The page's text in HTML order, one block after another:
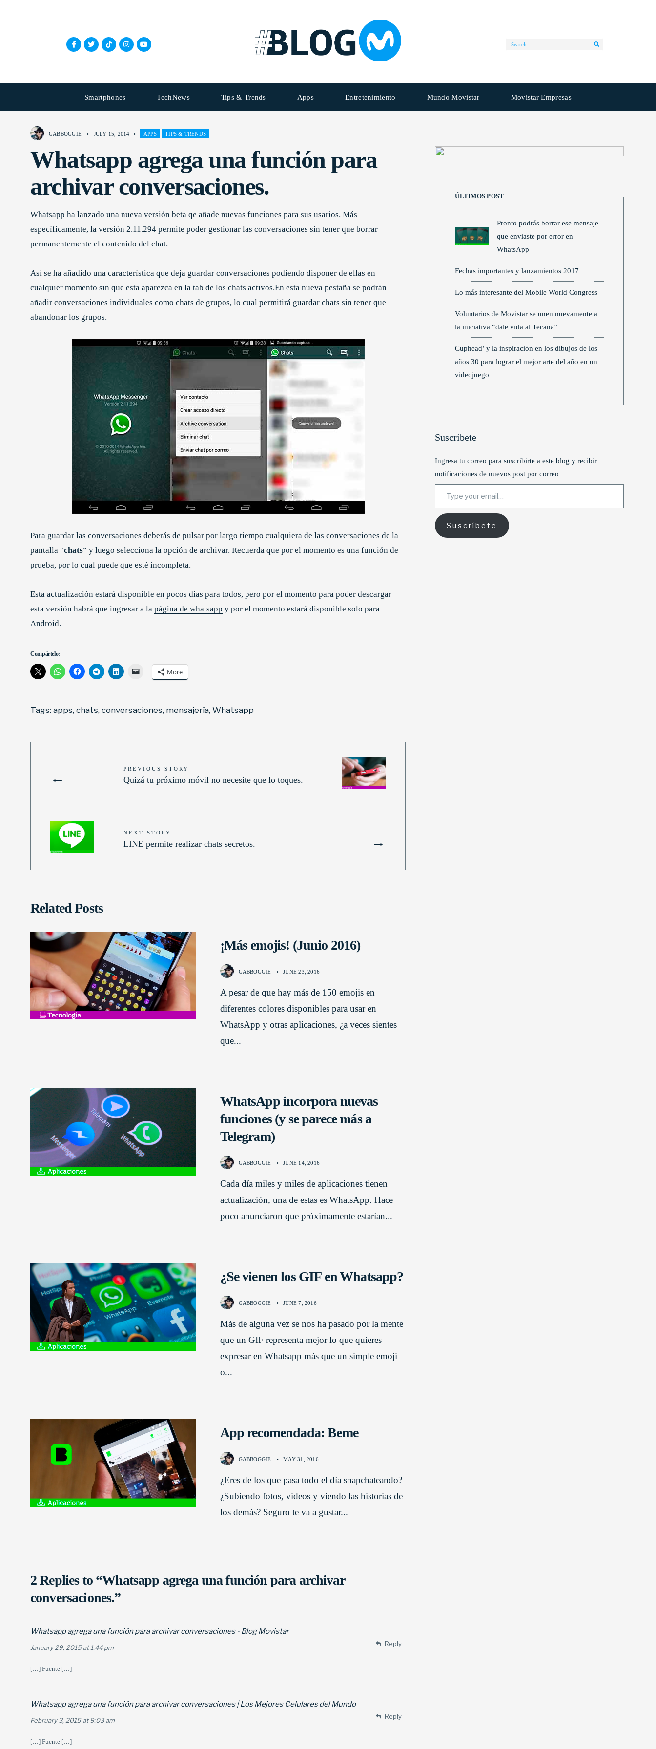
Smartphones TechNews Tips & Trends Apps Entretenimiento Mundo Movistar Movistar Empresas
GABBOGGIE • JULY 15, 2014 • APPS TIPS & TRENDS
Whatsapp agrega una función para
archivar conversaciones.
Whatsapp ha lanzado una nueva versión beta qe añade nuevas funciones para sus usarios. Más
específicamente, la versión 2.11.294 permite poder gestionar las conversaciones sin tener que borrar
permanentemente el contenido del chat.
Así se ha añadido una característica que deja guardar conversaciones podiendo disponer de ellas en
cualquier momento sin que esta aparezca en la tab de los chats activos.En esta nueva pestaña se podrán
añadir conversaciones individuales como chats de grupos, lo cual permitirá guardar chats sin tener que
abandonar los grupos.
Para guardar las conversaciones deberás de pulsar por largo tiempo cualquiera de las conversaciones de la
pantalla “chats” y luego selecciona la opción de archivar. Recuerda que por el momento es una función de
prueba, por lo cual puede que esté incompleta.
Esta actualización estará disponible en pocos días para todos, pero por el momento para poder descargar
esta versión habrá que ingresar a la página de whatsapp y por el momento estará disponible solo para
Android.
Compártelo:
More
Tags: apps, chats, conversaciones, mensajería, Whatsapp
←
PREVIOUS STORY
Quizá tu próximo móvil no necesite que lo toques.
→
NEXT STORY
LINE permite realizar chats secretos.
Related Posts
¡Más emojis! (Junio 2016)
GABBOGGIE • JUNE 23, 2016
A pesar de que hay más de 150 emojis en
diferentes colores disponibles para usar en
WhatsApp y otras aplicaciones, ¿a veces sientes
que...
WhatsApp incorpora nuevas
funciones (y se parece más a
Telegram)
GABBOGGIE • JUNE 14, 2016
Cada día miles y miles de aplicaciones tienen
actualización, una de estas es WhatsApp. Hace
poco anunciaron que próximamente estarían...
¿Se vienen los GIF en Whatsapp?
GABBOGGIE • JUNE 7, 2016
Más de alguna vez se nos ha pasado por la mente
que un GIF representa mejor lo que quieres
expresar en Whatsapp más que un simple emoji
o...
App recomendada: Beme
GABBOGGIE • MAY 31, 2016
¿Eres de los que pasa todo el día snapchateando?
¿Subiendo fotos, videos y viendo las historias de
los demás? Seguro te va a gustar...
2 Replies to “Whatsapp agrega una función para archivar
conversaciones.”
Whatsapp agrega una función para archivar conversaciones - Blog Movistar
January 29, 2015 at 1:44 pm
[…] Fuente […]
Reply
Whatsapp agrega una función para archivar conversaciones | Los Mejores Celulares del Mundo
February 3, 2015 at 9:03 am
[…] Fuente […]
Reply
ÚLTIMOS POST
Pronto podrás borrar ese mensaje
que enviaste por error en
WhatsApp
Fechas importantes y lanzamientos 2017
Lo más interesante del Mobile World Congress
Voluntarios de Movistar se unen nuevamente a
la iniciativa “dale vida al Tecana”
Cuphead’ y la inspiración en los dibujos de los
años 30 para lograr el mejor arte del año en un
videojuego
Suscríbete
Ingresa tu correo para suscribirte a este blog y recibir
notificaciones de nuevos post por correo
Type your email…
Suscríbete